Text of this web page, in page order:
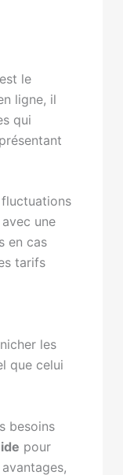
le
ligne, il
qui
une
en cas
tarifs
les
que celui
besoins
pour